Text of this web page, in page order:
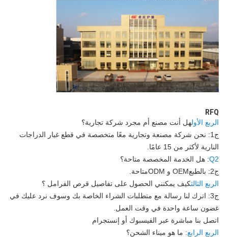
RFQ
الربع الأولهل أنت مصنع أم مجرد شركة تجارية؟
ج1: نحن شركة مصنعة وتجارية معًا متخصصة في قطع غيار الدراجات
النارية لأكثر من 15 عامًا.
Q2: هل الخدمة المخصصة متاحة؟
ج2: بالطبع
OEM و ODM
متاحة.
الربع الثالثكيف يمكنني الحصول على تفاصيل قرص الفرامل ؟
ج3: اترك لنا رسالة مع متطلبات الشراء الخاصة بك وسوف نرد عليك في
غضون ساعة واحدة في وقت العمل.
اتصل بنا مباشرة عبر الفيسبوك أو إنستجرام
الربع الرابع: ما هو ميناء الشحن؟